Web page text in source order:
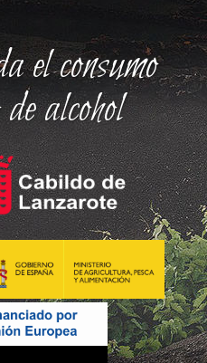
el consumo
alcohol